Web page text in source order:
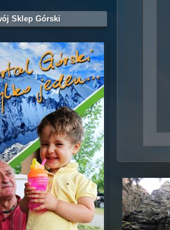
Sklep Górski